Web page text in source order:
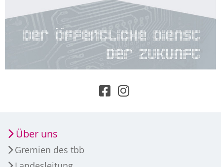
Über uns
Gremien des tbb